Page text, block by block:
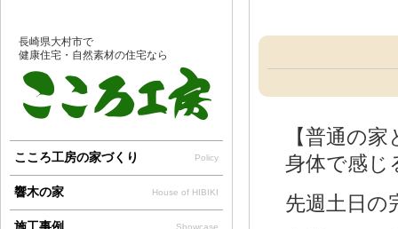
【普通の
身体で感じ
先週土日の
長崎県大村市で
健康住宅・自然素材の住宅なら
こころ工房の家づくり Policy
響木の家 House of HIBIKI
Showcase